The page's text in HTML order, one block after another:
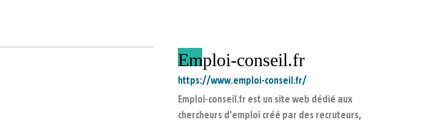
Emploi-conseil.fr
https://www.emploi-conseil.fr/
Emploi-conseil.fr est un site web dédié aux
chercheurs d'emploi créé par des recruteurs,